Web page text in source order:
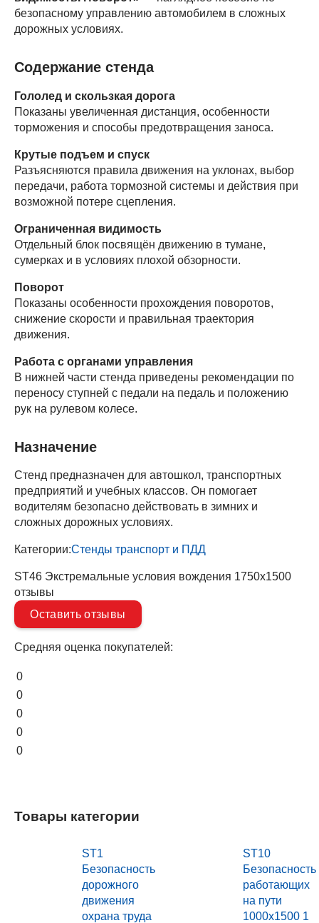
безопасному управлению автомобилем в сложных
дорожных условиях.
Содержание стенда
Гололед и скользкая дорога
Показаны увеличенная дистанция, особенности
торможения и способы предотвращения заноса.
Крутые подъем и спуск
Разъясняются правила движения на уклонах, выбор
передачи, работа тормозной системы и действия при
возможной потере сцепления.
Ограниченная видимость
Отдельный блок посвящён движению в тумане,
сумерках и в условиях плохой обзорности.
Поворот
Показаны особенности прохождения поворотов,
снижение скорости и правильная траектория
движения.
Работа с органами управления
В нижней части стенда приведены рекомендации по
переносу ступней с педали на педаль и положению
рук на рулевом колесе.
Назначение
Стенд предназначен для автошкол, транспортных
предприятий и учебных классов. Он помогает
водителям безопасно действовать в зимних и
сложных дорожных условиях.
Категории:Стенды транспорт и ПДД
ST46 Экстремальные условия вождения 1750х1500
отзывы
Оставить отзывы
Средняя оценка покупателей:
0
0
0
0
0
Товары категории
ST1
Безопасность
дорожного
движения
охрана труда
ST10
Безопасность
работающих
на пути
1000х1500 1